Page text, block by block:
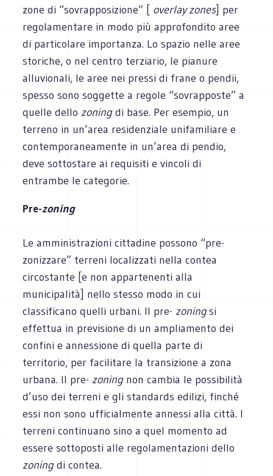
zone di “sovrapposizione” [ overlay zones] per
regolamentare in modo più approfondito aree
di particolare importanza. Lo spazio nelle aree
storiche, o nel centro terziario, le pianure
alluvionali, le aree nei pressi di frane o pendii,
spesso sono soggette a regole “sovrapposte” a
quelle dello zoningdi base. Per esempio, un
terreno in un’area residenziale unifamiliare e
contemporaneamente in un’area di pendio,
deve sottostare ai requisiti e vincoli di
entrambe le categorie.
Pre-zoning
Le amministrazioni cittadine possono “pre-
zonizzare” terreni localizzati nella contea
circostante [e non appartenenti alla
municipalità] nello stesso modo in cui
classificano quelli urbani. Il pre- zoningsi
effettua in previsione di un ampliamento dei
confini e annessione di quella parte di
territorio, per facilitare la transizione a zona
urbana. Il pre- zoningnon cambia le possibilità
d’uso dei terreni e gli standards edilizi, finché
essi non sono ufficialmente annessi alla città. I
terreni continuano sino a quel momento ad
essere sottoposti alle regolamentazioni dello
zoningdi contea.